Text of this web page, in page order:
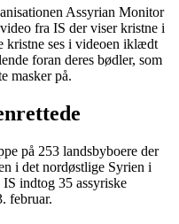
Assyrian Monitor
fra IS der viser kristne i
kristne ses i videoen iklædt
foran deres bødler, som
masker på.
på 253 landsbyboere der
i det nordøstlige Syrien i
indtog 35 assyriske
februar.